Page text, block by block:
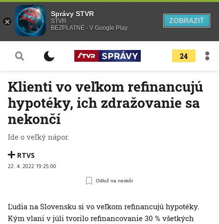
24
Klienti vo veľkom refinancujú
hypotéky, ich zdražovanie sa
nekončí
Ide o veľký nápor.
RTVS
22. 4. 2022 19:25:00
Odlož na neskôr
Ľudia na Slovensku si vo veľkom refinancujú hypotéky.
Kým vlani v júli tvorilo refinancovanie 30 % všetkých
Správy STVR
STVR
BEZPLATNÉ - V Google Play
ZOBRAZIŤ